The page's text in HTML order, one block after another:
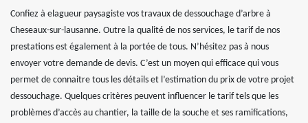
Confiez à elagueur paysagiste vos travaux de dessouchage d’arbre à
Cheseaux-sur-lausanne. Outre la qualité de nos services, le tarif de nos
prestations est également à la portée de tous. N’hésitez pas à nous
envoyer votre demande de devis. C’est un moyen qui efficace qui vous
permet de connaitre tous les détails et l’estimation du prix de votre projet
dessouchage. Quelques critères peuvent influencer le tarif tels que les
problèmes d’accès au chantier, la taille de la souche et ses ramifications,